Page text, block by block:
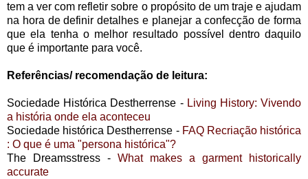
tem a ver com refletir sobre o propósito de um traje e ajudam
na hora de definir detalhes e planejar a confecção de forma
que ela tenha o melhor resultado possível dentro daquilo
que é importante para você.
Referências/ recomendação de leitura:
Sociedade Histórica Destherrense - Living History: Vivendo
a história onde ela aconteceu
Sociedade histórica Destherrense - FAQ Recriação histórica
: O que é uma "persona histórica"?
The Dreamsstress - What makes a garment historically
accurate